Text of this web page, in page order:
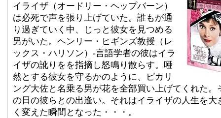
イライザ（オードリー・ヘップバーン）
は必死で声を張り上げていた。誰もが通
り過ぎていく中、じっと彼女を見つめる
男がいた。ヘンリー・ヒギンズ教授（レ
ックス・ハリソン）-言語学者の彼はイラ
イザの訛りをを指摘し怒鳴り散らす。唖
然とする彼女を守るかのように、ピカリ
ング大佐と名乗る男が花を全部買い上げてくれた。
の日の彼らとの出逢い。それはイライザの人生を大
く変えた瞬間となった・・・。